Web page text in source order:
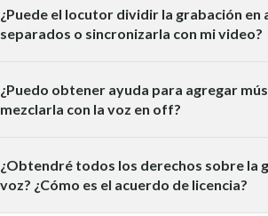
¿Puede el locutor dividir la grabación en
separados o sincronizarla con mi video?
¿Puedo obtener ayuda para agregar
mezclarla con la voz en off?
¿Obtendré todos los derechos sobre la
voz? ¿Cómo es el acuerdo de licencia?